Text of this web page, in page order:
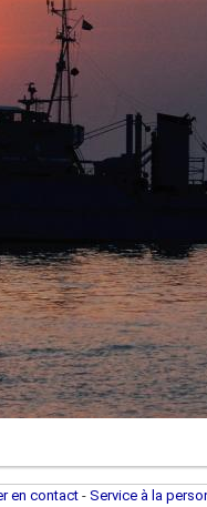
en contact - Service à la